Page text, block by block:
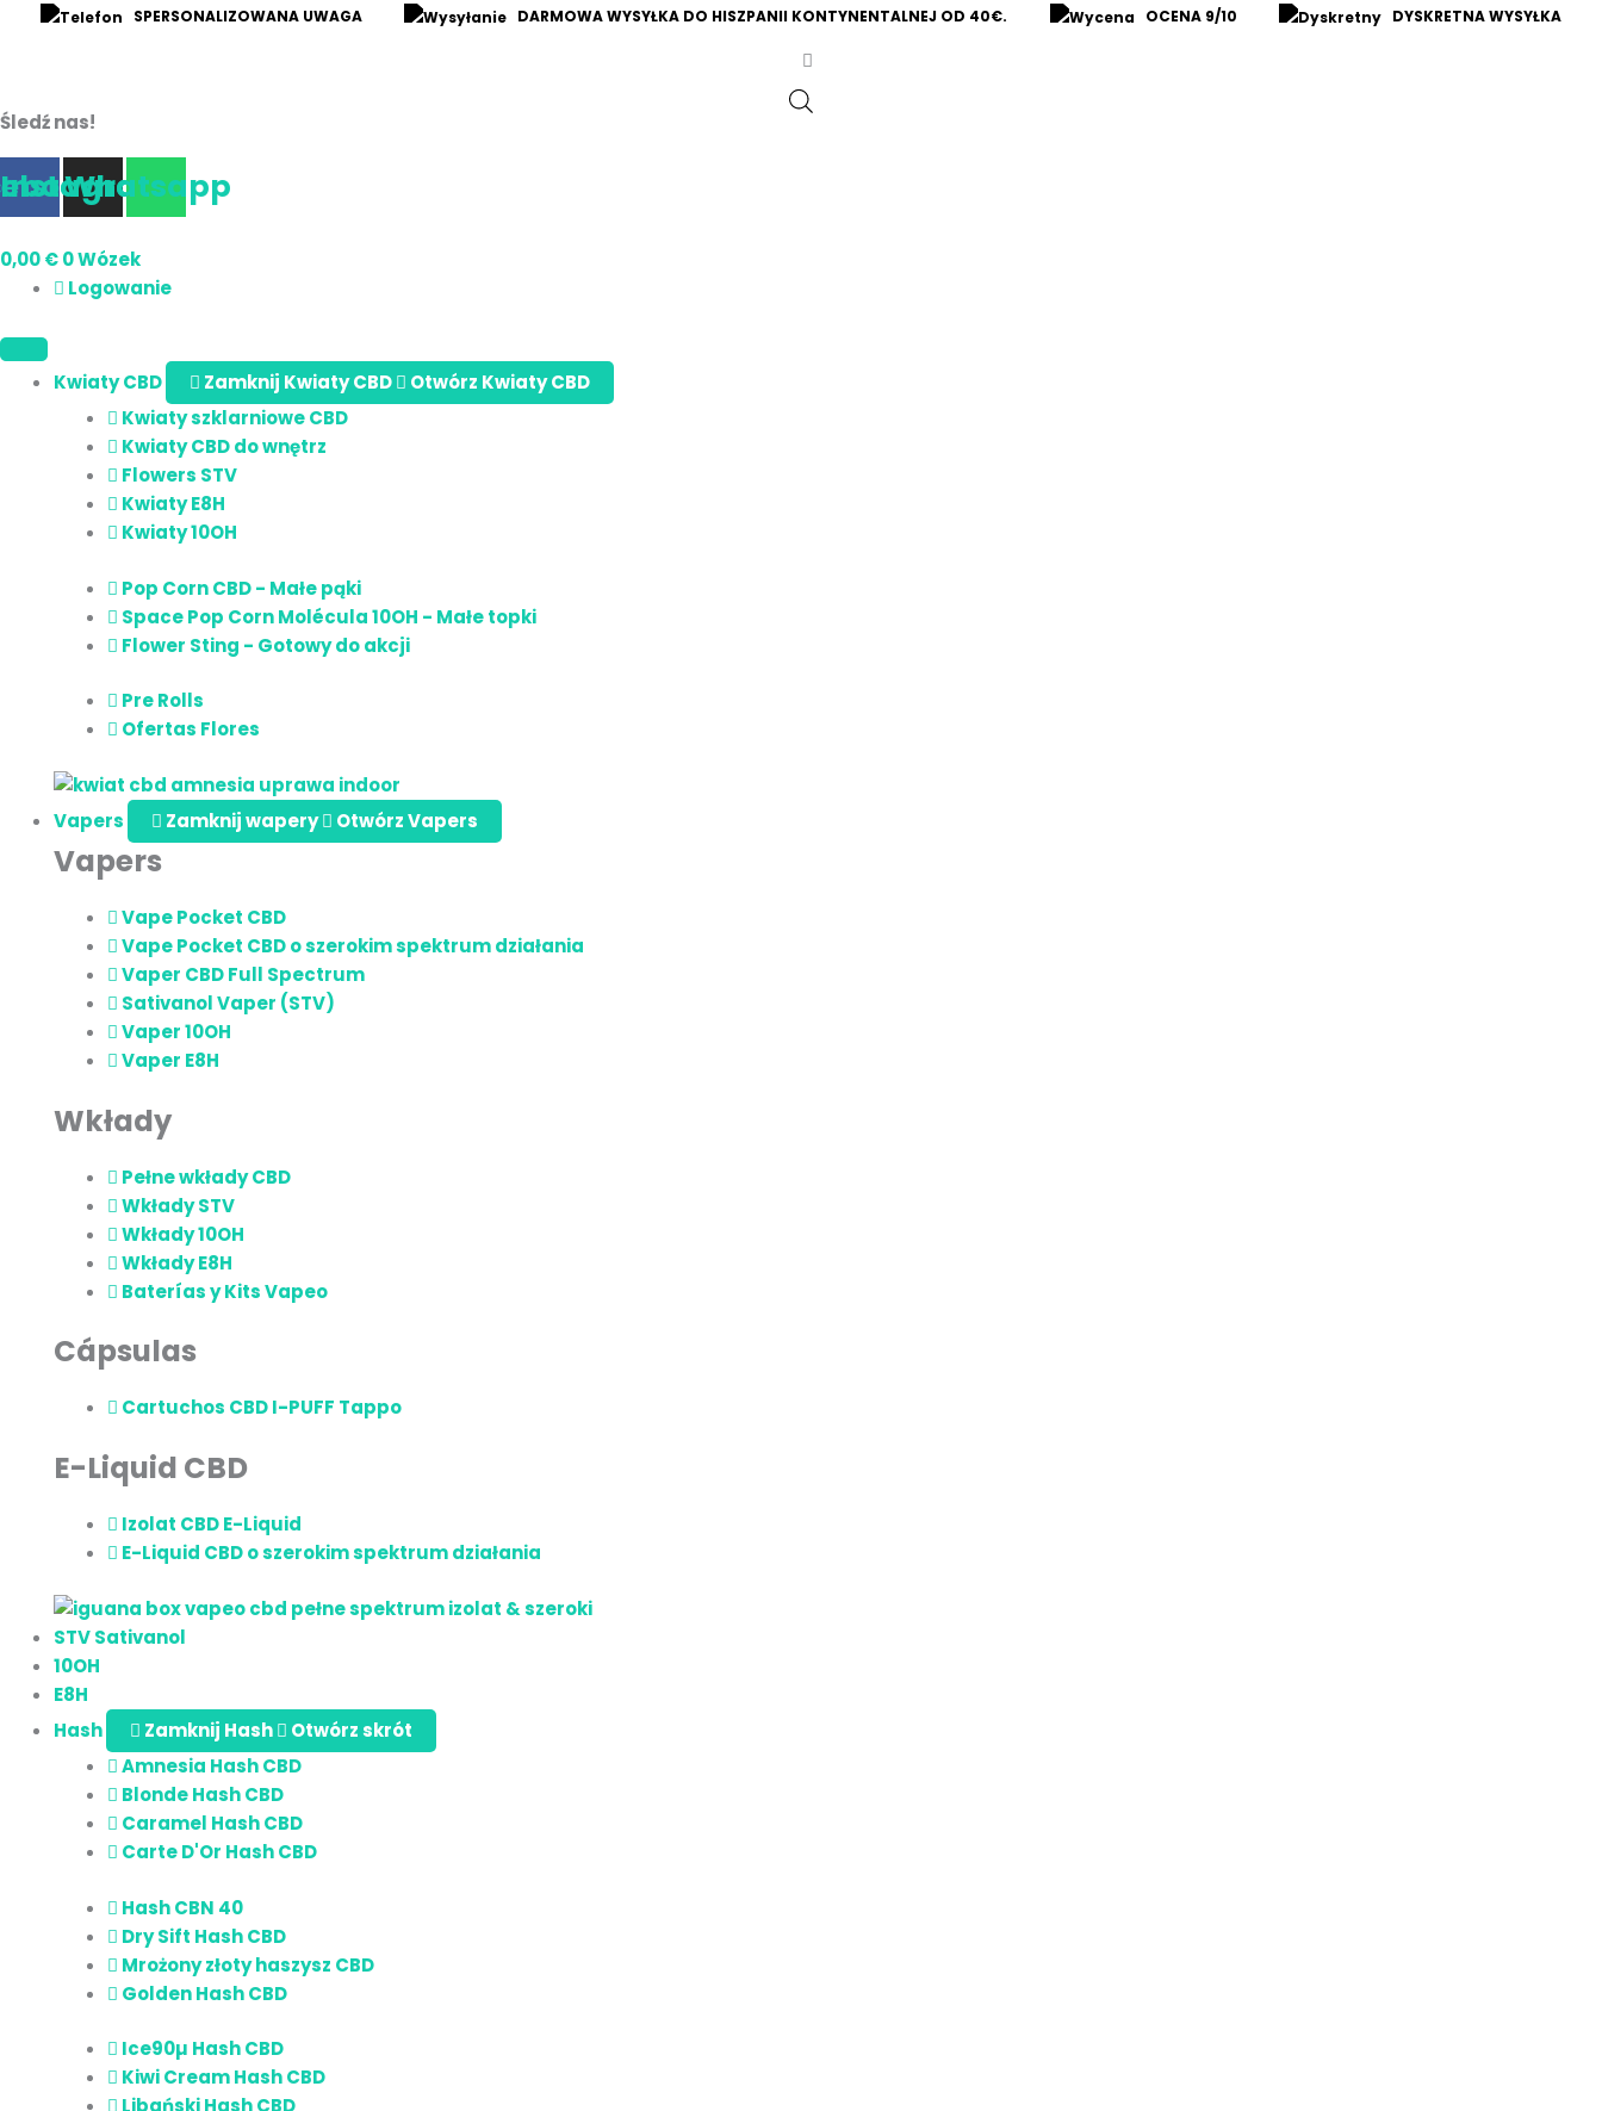
Przejdź
SPERSONALIZOWANA UWAGA DARMOWA WYSYŁKA DO HISZPANII KONTYNENTALNEJ OD 40€. OCENA 9/10 DYSKRETNA WYSYŁKA
Śledź nas!
Instagram
Whatsapp
0,00€0Wózek
Logowanie
Kwiaty CBD Zamknij Kwiaty CBD
Otwórz Kwiaty CBD
Kwiaty szklarniowe CBD
Kwiaty CBD do wnętrz
Flowers STV
Kwiaty E8H
Kwiaty 10OH
Pop Corn CBD - Małe pąki
Space Pop Corn Molécula 10OH - Małe topki
Flower Sting - Gotowy do akcji
Pre Rolls
Ofertas Flores
Vapers Zamknij wapery Otwórz Vapers
Vapers
Vape Pocket CBD
Vape Pocket CBD o szerokim spektrum działania
Vaper CBD Full Spectrum
Sativanol Vaper (STV)
Vaper 10OH
Vaper E8H
Wkłady
Pełne wkłady CBD
Wkłady STV
Wkłady 10OH
Wkłady E8H
Baterías y Kits Vapeo
Cápsulas
Cartuchos CBD I-PUFF Tappo
E-Liquid CBD
Izolat CBD E-Liquid
E-Liquid CBD o szerokim spektrum działania
STV Sativanol
10OH
E8H
Hash
Zamknij Hash
Otwórz skrót
Amnesia Hash CBD
Blonde Hash CBD
Caramel Hash CBD
Carte D'Or Hash CBD
Hash CBN 40
Dry Sift Hash CBD
Mrożony złoty haszysz CBD
Golden Hash CBD
Ice90µ Hash CBD
Kiwi Cream Hash CBD
Libański Hash CBD